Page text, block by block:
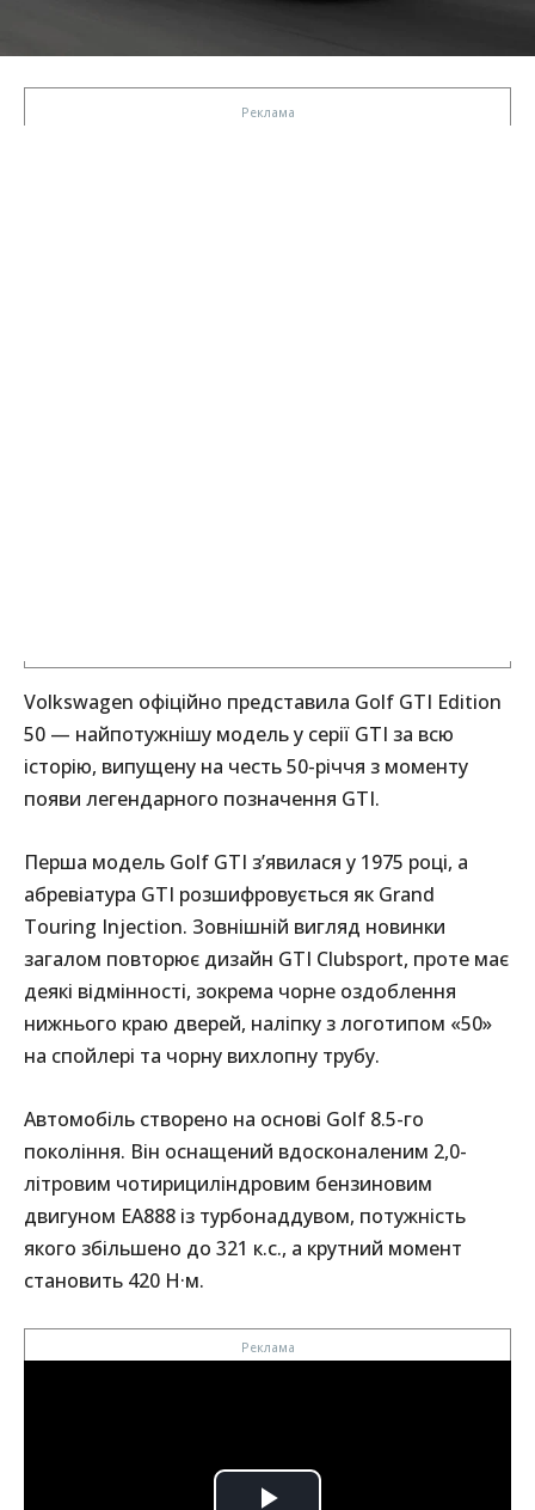
Volkswagen офіційно представила Golf GTI Edition
50 — найпотужнішу модель у серії GTI за всю
історію, випущену на честь 50-річчя з моменту
появи легендарного позначення GTI.
Перша модель Golf GTI з’явилася у 1975 році, а
абревіатура GTI розшифровується як Grand
Touring Injection. Зовнішній вигляд новинки
загалом повторює дизайн GTI Clubsport, проте має
деякі відмінності, зокрема чорне оздоблення
нижнього краю дверей, наліпку з логотипом «50»
на спойлері та чорну вихлопну трубу.
Автомобіль створено на основі Golf 8.5-го
покоління. Він оснащений вдосконаленим 2,0-
літровим чотирициліндровим бензиновим
двигуном EA888 із турбонаддувом, потужність
якого збільшено до 321 к.с., а крутний момент
становить 420 Н·м.